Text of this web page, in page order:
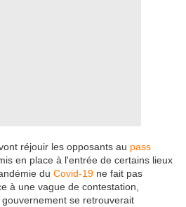
réjouir les opposants au pass
en place à l'entrée de certains lieux
du Covid-19 ne fait pas
à une vague de contestation,
se retrouverait